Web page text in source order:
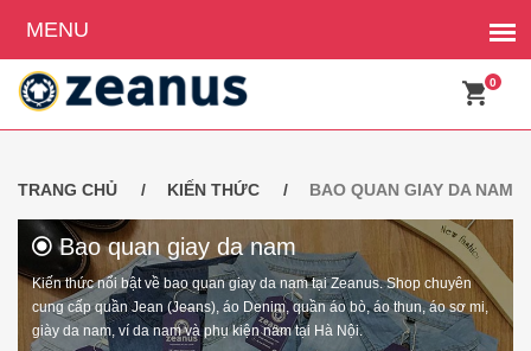
0
TRANG CHỦ KIẾN THỨC BAO QUAN GIAY DA NAM
Bao quan giay da nam
Kiến thức nổi bật về bao quan giay da nam tại Zeanus. Shop chuyên
cung cấp quần Jean (Jeans), áo Denim, quần áo bò, áo thun, áo sơ mi,
giày da nam, ví da nam và phụ kiện nam tại Hà Nội.